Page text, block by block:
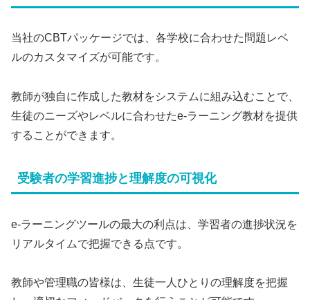
当社のCBTパッケージでは、各学校に合わせた問題レベ
ルのカスタマイズが可能です。
教師が独自に作成した教材をシステムに組み込むことで、
生徒のニーズやレベルに合わせたe-ラーニング教材を提供
することができます。
受験者の学習進捗と理解度の可視化
e-ラーニングツールの最大の利点は、学習者の進捗状況を
リアルタイムで把握できる点です。
教師や管理職の皆様は、生徒一人ひとりの理解度を把握